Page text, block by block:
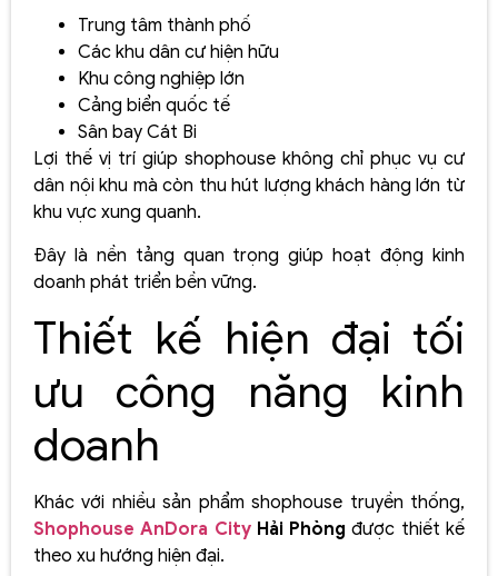
Trung tâm thành phố
Các khu dân cư hiện hữu
Khu công nghiệp lớn
Cảng biển quốc tế
Sân bay Cát Bi
Lợi thế vị trí giúp shophouse không chỉ phục vụ cư
dân nội khu mà còn thu hút lượng khách hàng lớn từ
khu vực xung quanh.
Đây là nền tảng quan trọng giúp hoạt động kinh
doanh phát triển bền vững.
Thiết kế hiện đại tối
ưu công năng kinh
doanh
Khác với nhiều sản phẩm shophouse truyền thống,
Shophouse AnDora City Hải Phòng được thiết kế
theo xu hướng hiện đại.